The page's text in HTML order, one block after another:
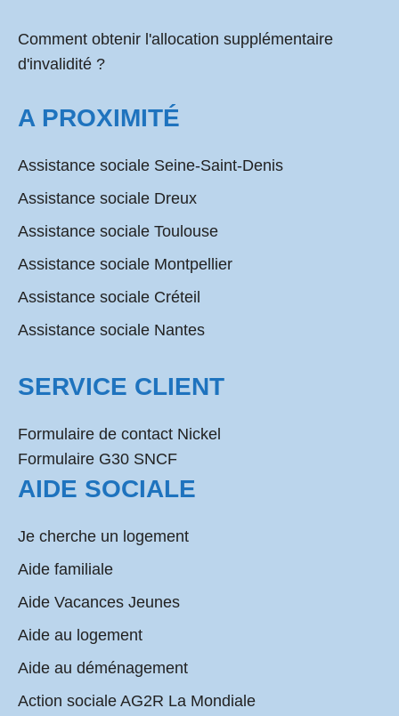
Comment obtenir l'allocation supplémentaire
d'invalidité ?
A PROXIMITÉ
Assistance sociale Seine-Saint-Denis
Assistance sociale Dreux
Assistance sociale Toulouse
Assistance sociale Montpellier
Assistance sociale Créteil
Assistance sociale Nantes
SERVICE CLIENT
Formulaire de contact Nickel
Formulaire G30 SNCF
AIDE SOCIALE
Je cherche un logement
Aide familiale
Aide Vacances Jeunes
Aide au logement
Aide au déménagement
Action sociale AG2R La Mondiale